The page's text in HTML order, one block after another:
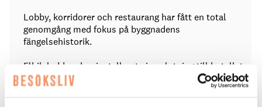
Lobby, korridorer och restaurang har fått en total
genomgång med fokus på byggnadens
fängelsehistorik.
Elbilsladdare har installerats i anslutning till hotellet.
Byggnaden fungerade som Värmlands länsfängelse